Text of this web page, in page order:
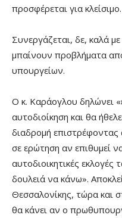
προσφέρεται για κλείσιμο.
Συνεργάζεται, δε, καλά
μπαίνουν προβλήματα
υπουργείων.
Ο κ. Καράογλου δηλώνει
αυτοδιοίκηση και θα
διαδρομή επιστρέφοντας
σε ερώτηση αν επιθυμεί
αυτοδιοικητικές εκλογές
δουλειά να κάνω».
Θεσσαλονίκης, τώρα και
θα κάνει αν ο